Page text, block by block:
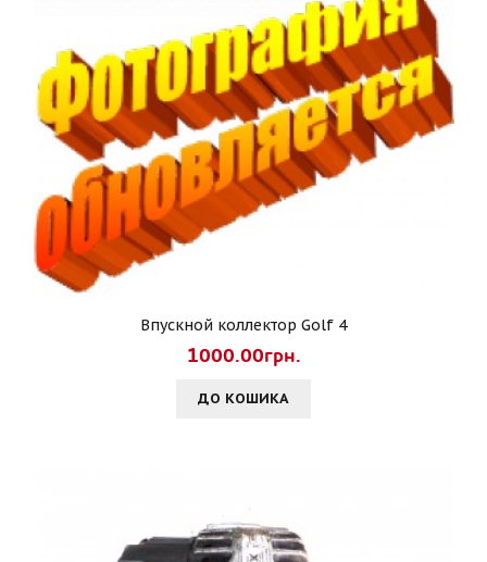
Впускной коллектор Golf 4
1000.00грн.
ДО КОШИКА